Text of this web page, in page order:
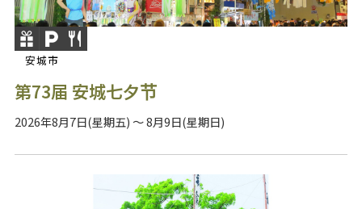
安城市
第73届 安城七夕节
2026年8月7日(星期五) ～ 8月9日(星期日)